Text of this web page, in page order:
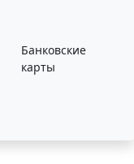
Банковские
карты